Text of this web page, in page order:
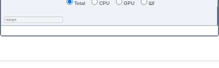
Total CPU GPU ШІ